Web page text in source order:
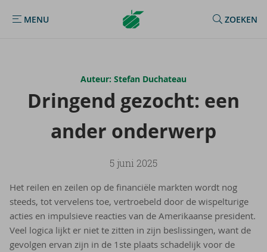
MENU
MENU
Argenta
Homepage
ZOEKEN
Auteur: Stefan Duchateau
Drin­gend ge­zocht: een
ander on­der­werp
5 juni 2025
Het reilen en zeilen op de financiële markten wordt nog
steeds, tot vervelens toe, vertroebeld door de wispelturige
acties en impulsieve reacties van de Amerikaanse president.
Veel logica lijkt er niet te zitten in zijn beslissingen, want de
gevolgen ervan zijn in de 1ste plaats schadelijk voor de